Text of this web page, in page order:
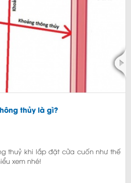
thủy là gì?
thuỷ khi lắp đặt cửa cuốn như thế
xem nhé!